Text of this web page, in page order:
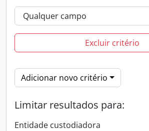
Excluir critério
Adicionar novo critério
Limitar resultados para:
Entidade custodiadora